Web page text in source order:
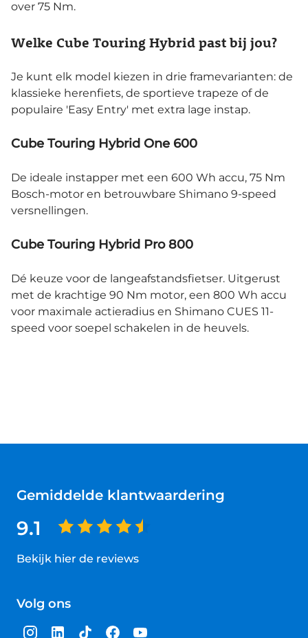
over 75 Nm.
Welke Cube Touring Hybrid past bij jou?
Je kunt elk model kiezen in drie framevarianten: de
klassieke herenfiets, de sportieve trapeze of de
populaire 'Easy Entry' met extra lage instap.
Cube Touring Hybrid One 600
De ideale instapper met een 600 Wh accu, 75 Nm
Bosch-motor en betrouwbare Shimano 9-speed
versnellingen.
Cube Touring Hybrid Pro 800
Dé keuze voor de langeafstandsfietser. Uitgerust
met de krachtige 90 Nm motor, een 800 Wh accu
voor maximale actieradius en Shimano CUES 11-
speed voor soepel schakelen in de heuvels.
Gemiddelde klantwaardering
9.1
Bekijk hier de reviews
van
sterren
Volg ons